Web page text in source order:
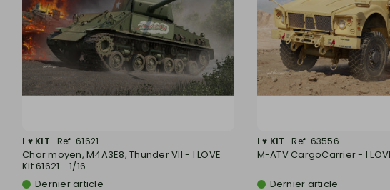
I ♥ KIT Ref. 61621
Char moyen, M4A3E8, Thunder VII - I LOVE
Kit 61621 - 1/16
Dernier article
I ♥ KIT Ref. 63556
M-ATV CargoCarrier - I
Dernier article